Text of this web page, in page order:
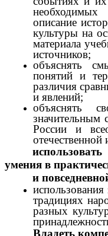
необходимых
описание
культуры на
материала
источников;
объяснять
понятий и
различия
и явлений;
объяснять
значительным
России и
умения в
и
традициях
разных